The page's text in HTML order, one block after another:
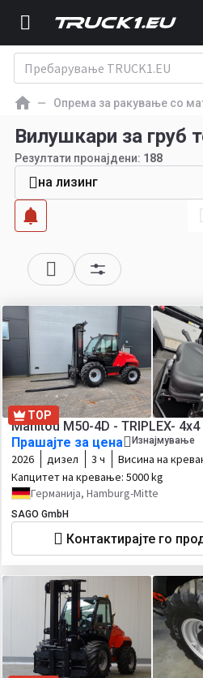
Опрема за ракување со
Вилушкари за груб
Резултати пронајдени: 188
на лизинг
TOP
Manitou M50-4D - TRIPLEX- 4x4
Прашајте за цена
Изнајмување
2026 дизел 3 ч Висина на
Капцитет на кревање: 5000 kg
Германија, Hamburg-Mitte
SAGO GmbH
Контактирајте го